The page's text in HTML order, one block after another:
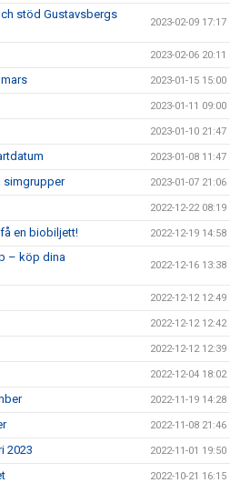
stöd Gustavsbergs
2023-02-09 17:17
2023-02-06 20:11
2023-01-15 15:00
2023-01-11 09:00
2023-01-10 21:47
2023-01-08 11:47
simgrupper 2023-01-07 21:06
2022-12-22 08:19
en biobiljett! 2022-12-19 14:58
– köp dina
2022-12-16 13:38
2022-12-12 12:49
2022-12-12 12:42
2022-12-12 12:39
2022-12-04 18:02
2022-11-19 14:28
2022-11-08 21:46
2023 2022-11-01 19:50
2022-10-21 16:15